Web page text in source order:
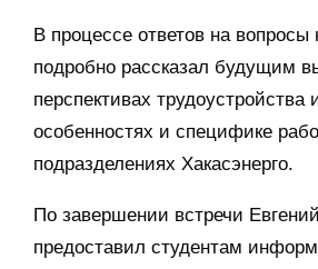
В процессе ответов на вопросы
подробно рассказал будущим
перспективах трудоустройства
особенностях и специфике
подразделениях Хакасэнерго.
По завершении встречи
предоставил студентам